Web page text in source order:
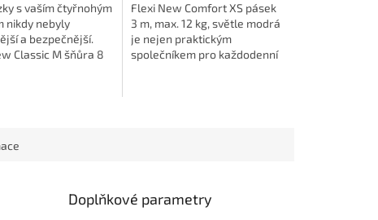
s vaším čtyřnohým
nikdy nebyly
a bezpečnější.
Classic M šňůra 8
Flexi New Comfort XS pásek
3 m, max. 12 kg, světle modrá
je nejen praktickým
společníkem pro každodenní
Doplňkové parametry